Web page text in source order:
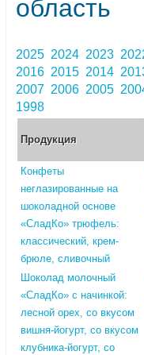
область
2025 2024 2023
2016 2015 2014
2007 2006 2005
1998
Продукция
Конфеты
неглазированные на
шоколадной основе
«СладКо» трюфель:
классический, крем-
брюле, сливочный
Шоколад молочный
«СладКо» с начинкой:
лесной орех, со вкусом
вишня-йогурт, со вкусом
клубника-йогурт, со